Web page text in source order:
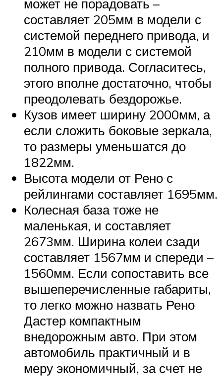
может не порадовать –
составляет 205мм в модели с
системой переднего привода, и
210мм в модели с системой
полного привода. Согласитесь,
этого вполне достаточно, чтобы
преодолевать бездорожье.
Кузов имеет ширину 2000мм, а
если сложить боковые зеркала,
то размеры уменьшатся до
1822мм.
Высота модели от Рено с
рейлингами составляет 1695мм.
Колесная база тоже не
маленькая, и составляет
2673мм. Ширина колеи сзади
составляет 1567мм и спереди –
1560мм. Если сопоставить все
вышеперечисленные габариты,
то легко можно назвать Рено
Дастер компактным
внедорожным авто. При этом
автомобиль практичный и в
меру экономичный, за счет не